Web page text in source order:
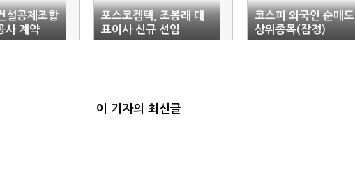
설공제조합
사 계약
포스코켐텍, 조봉래 대
표이사 신규 선임
코스피 외국인 순매도
상위종목(잠정)
이 기자의 최신글